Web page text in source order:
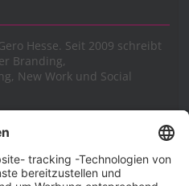
Hesse. Seit 2009 schreibt
Branding,
New Work und Social